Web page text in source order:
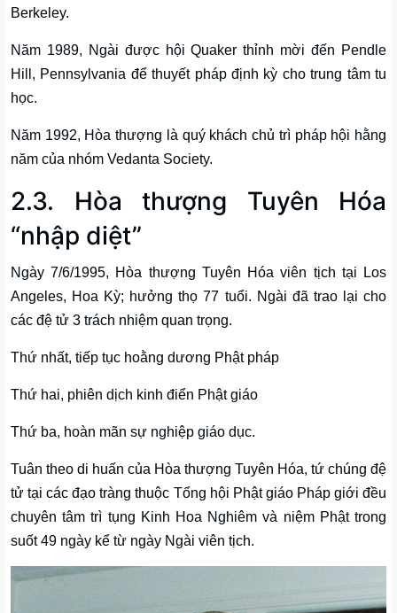
Berkeley.
Năm 1989, Ngài được hội Quaker thỉnh mời đến Pendle
Hill, Pennsylvania để thuyết pháp định kỳ cho trung tâm tu
học.
Năm 1992, Hòa thượng là quý khách chủ trì pháp hội hằng
năm của nhóm Vedanta Society.
2.3. Hòa thượng Tuyên Hóa
“nhập diệt”
Ngày 7/6/1995, Hòa thượng Tuyên Hóa viên tịch tại Los
Angeles, Hoa Kỳ; hưởng thọ 77 tuổi. Ngài đã trao lại cho
các đệ tử 3 trách nhiệm quan trọng.
Thứ nhất, tiếp tục hoằng dương Phật pháp
Thứ hai, phiên dịch kinh điển Phật giáo
Thứ ba, hoàn mãn sự nghiệp giáo dục.
Tuân theo di huấn của Hòa thượng Tuyên Hóa, tứ chúng đệ
tử tại các đạo tràng thuộc Tổng hội Phật giáo Pháp giới đều
chuyên tâm trì tụng Kinh Hoa Nghiêm và niệm Phật trong
suốt 49 ngày kể từ ngày Ngài viên tịch.